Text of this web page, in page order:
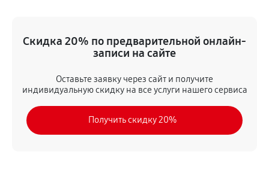
Скидка 20% по предварительной онлайн-
записи на сайте
Оставьте заявку через сайт и получите
индивидуальную скидку на все услуги нашего сервиса
Получить скидку 20%